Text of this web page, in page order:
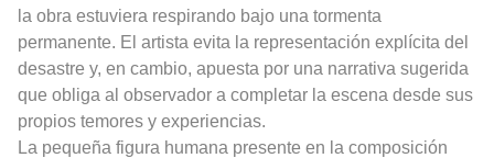
la obra estuviera respirando bajo una tormenta
permanente. El artista evita la representación explícita del
desastre y, en cambio, apuesta por una narrativa sugerida
que obliga al observador a completar la escena desde sus
propios temores y experiencias.
La pequeña figura humana presente en la composición